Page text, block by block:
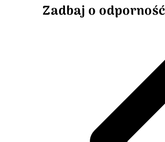
Zadbaj o